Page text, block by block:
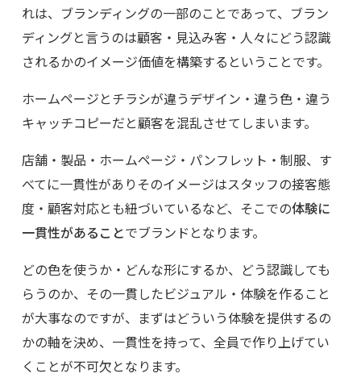
れは、ブランディングの一部のことであって、ブラン
ディングと言うのは顧客・見込み客・人々にどう認識
されるかのイメージ価値を構築するということです。
ホームページとチラシが違うデザイン・違う色・違う
キャッチコピーだと顧客を混乱させてしまいます。
店舗・製品・ホームページ・パンフレット・制服、す
べてに一貫性がありそのイメージはスタッフの接客態
度・顧客対応とも紐づいているなど、そこでの体験に
一貫性があることでブランドとなります。
どの色を使うか・どんな形にするか、どう認識しても
らうのか、その一貫したビジュアル・体験を作ること
が大事なのですが、まずはどういう体験を提供するの
かの軸を決め、一貫性を持って、全員で作り上げてい
くことが不可欠となります。